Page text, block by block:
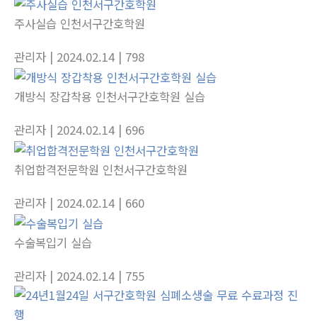
주사실습 인천서구간호학원
관리자 | 2024.02.14 | 798
개방식 장갑착용 인천서구간호학원 실습
관리자 | 2024.02.14 | 696
취업합격전문학원 인천서구간호학원
관리자 | 2024.02.14 | 660
수술복입기 실습
관리자 | 2024.02.14 | 755